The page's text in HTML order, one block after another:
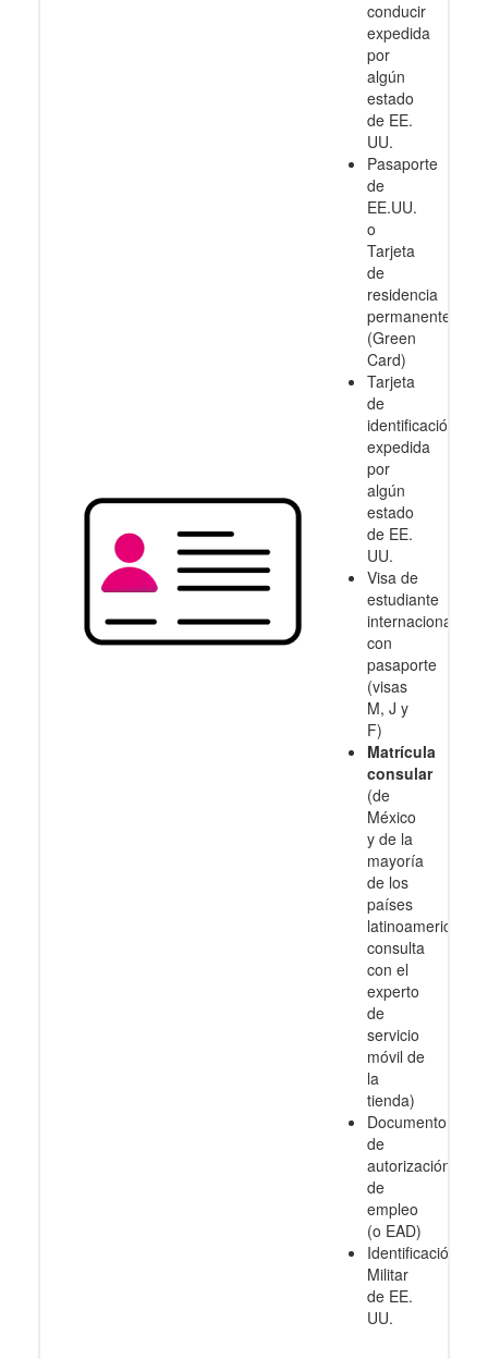
conducir
expedida
por
algún
estado
de EE.
UU.
Pasaporte
de
EE.UU.
o
Tarjeta
de
residencia
permanente
(Green
Card)
Tarjeta
de
identificación
expedida
por
algún
estado
de EE.
UU.
Visa de
estudiante
internacional
con
pasaporte
(visas
M, J y
F)
Matrícula
consular
(de
México
y de la
mayoría
de los
países
latinoamericanos,
consulta
con el
experto
de
servicio
móvil de
la
tienda)
Documento
de
autorización
de
empleo
(o EAD)
Identificación
Militar
de EE.
UU.